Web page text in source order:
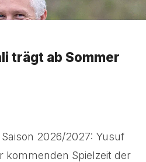
trägt ab Sommer
2026/2027: Yusuf
kommenden Spielzeit der